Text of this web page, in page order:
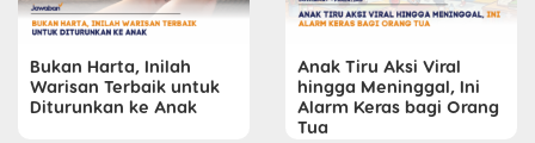
Bukan Harta, Inilah
Warisan Terbaik untuk
Diturunkan ke Anak
Anak Tiru Aksi Viral
hingga Meninggal, Ini
Alarm Keras bagi Orang
Tua